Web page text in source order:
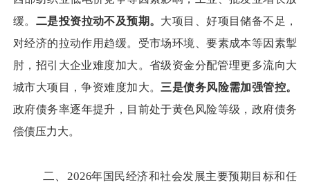
缓。 二是投资拉动不及预期。 大项目、好项目储备不足，
对经济的拉动作用趋缓。受市场环境、要素成本等因素掣
肘，招引大企业难度加大。 省级资金分配管理更多流向大
城市大项目，争资难度加大。 三是债务风险需加强管控。
政府债务率逐年提升， 目前处于黄色风险等级， 政府债务
偿债压力大。
二、 2026年国民经济和社会发展主要预期目标和任